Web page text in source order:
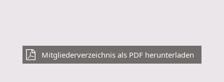
Mitgliederverzeichnis als PDF herunterladen